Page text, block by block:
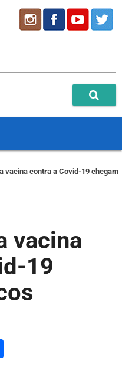
vacina contra a Covid-19 chegam
vacina
19
Share